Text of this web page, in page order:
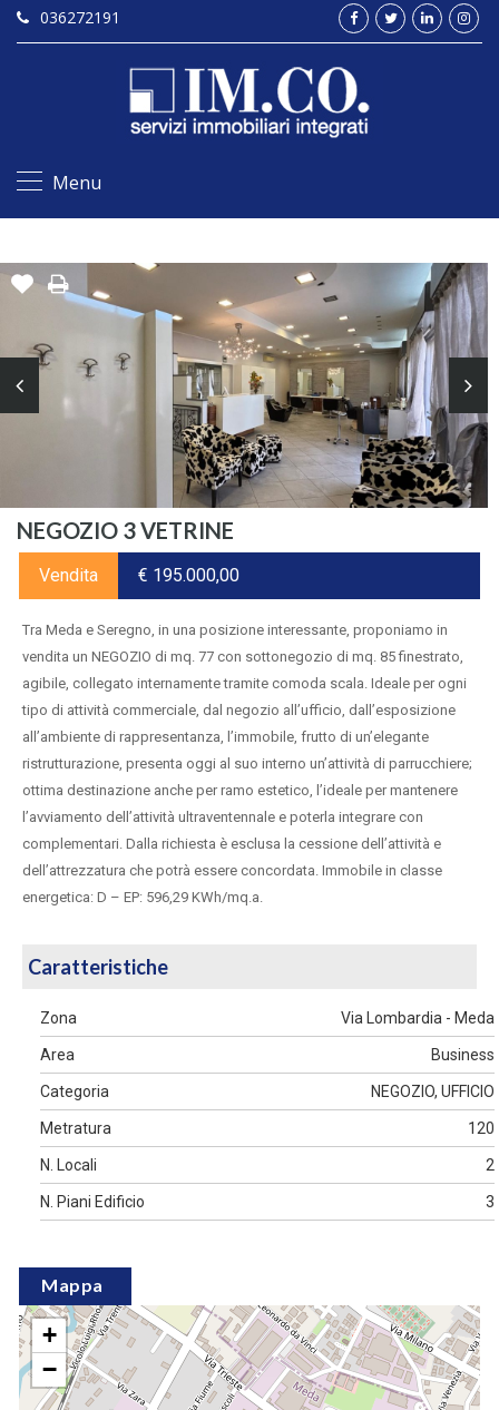
036272191
Menu
NEGOZIO 3 VETRINE
Vendita € 195.000,00
Tra Meda e Seregno, in una posizione interessante, proponiamo in
vendita un NEGOZIO di mq. 77 con sottonegozio di mq. 85 finestrato,
agibile, collegato internamente tramite comoda scala. Ideale per ogni
tipo di attività commerciale, dal negozio all’ufficio, dall’esposizione
all’ambiente di rappresentanza, l’immobile, frutto di un’elegante
ristrutturazione, presenta oggi al suo interno un’attività di parrucchiere;
ottima destinazione anche per ramo estetico, l’ideale per mantenere
l’avviamento dell’attività ultraventennale e poterla integrare con
complementari. Dalla richiesta è esclusa la cessione dell’attività e
dell’attrezzatura che potrà essere concordata. Immobile in classe
energetica: D – EP: 596,29 KWh/mq.a.
Caratteristiche
Zona Via Lombardia - Meda
Area Business
Categoria NEGOZIO, UFFICIO
Metratura 120
N. Locali 2
N. Piani Edificio 3
Mappa
+
−